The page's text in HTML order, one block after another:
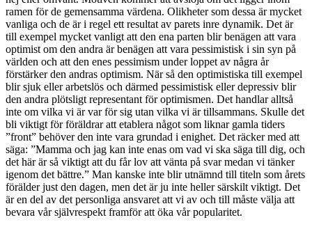
ramen för de gemensamma värdena. Olikheter som dessa är mycket
vanliga och de är i regel ett resultat av parets inre dynamik. Det är
till exempel mycket vanligt att den ena parten blir benägen att vara
optimist om den andra är benägen att vara pessimistisk i sin syn på
världen och att den enes pessimism under loppet av några år
förstärker den andras optimism. När så den optimistiska till exempel
blir sjuk eller arbetslös och därmed pessimistisk eller depressiv blir
den andra plötsligt representant för optimismen. Det handlar alltså
inte om vilka vi är var för sig utan vilka vi är tillsammans. Skulle det
bli viktigt för föräldrar att etablera något som liknar gamla tiders
”front” behöver den inte vara grundad i enighet. Det räcker med att
säga: ”Mamma och jag kan inte enas om vad vi ska säga till dig, och
det här är så viktigt att du får lov att vänta på svar medan vi tänker
igenom det bättre.” Man kanske inte blir utnämnd till titeln som årets
förälder just den dagen, men det är ju inte heller särskilt viktigt. Det
är en del av det personliga ansvaret att vi av och till måste välja att
bevara vår självrespekt framför att öka vår popularitet.